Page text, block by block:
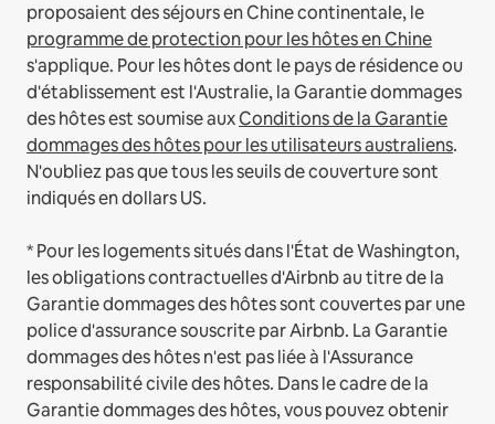
proposaient des séjours en Chine continentale, le
programme de protection pour les hôtes en Chine
s'applique. Pour les hôtes dont le pays de résidence ou
d'établissement est l'Australie, la Garantie dommages
des hôtes est soumise auxConditions de la Garantie
dommages des hôtes pour les utilisateurs australiens.
N'oubliez pas que tous les seuils de couverture sont
indiqués en dollars US.
* Pour les logements situés dans l'État de Washington,
les obligations contractuelles d'Airbnb au titre de la
Garantie dommages des hôtes sont couvertes par une
police d'assurance souscrite par Airbnb. La Garantie
dommages des hôtes n'est pas liée à l'Assurance
responsabilité civile des hôtes. Dans le cadre de la
Garantie dommages des hôtes, vous pouvez obtenir